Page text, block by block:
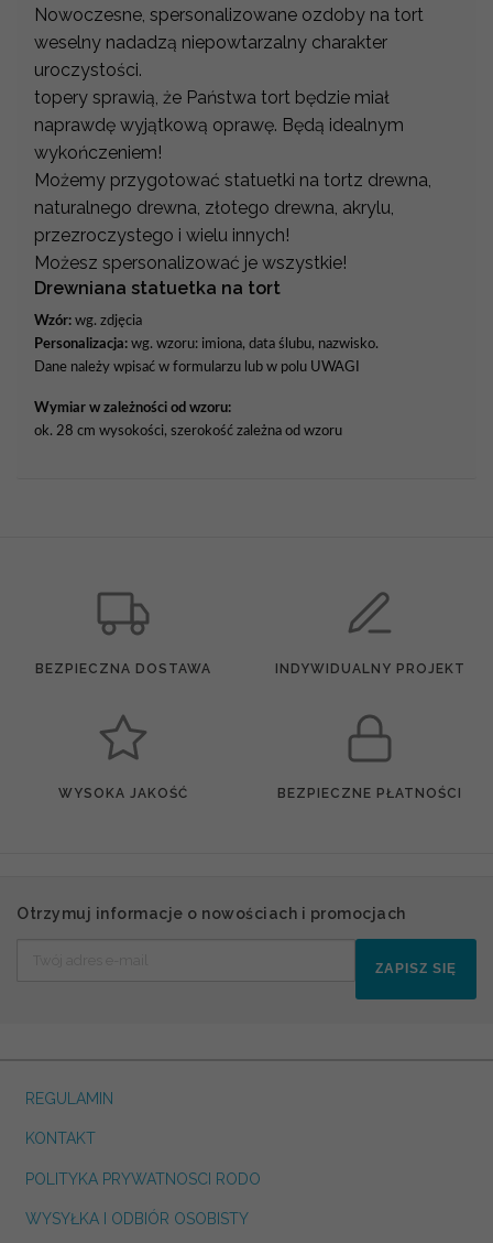
Nowoczesne, spersonalizowane ozdoby na tort
weselny nadadzą niepowtarzalny charakter
uroczystości.
topery sprawią, że Państwa tort będzie miał
naprawdę wyjątkową oprawę. Będą idealnym
wykończeniem!
Możemy przygotować statuetki na tortz drewna,
naturalnego drewna, złotego drewna, akrylu,
przezroczystego i wielu innych!
Możesz spersonalizować je wszystkie!
Drewniana statuetka na tort
Wzór: wg. zdjęcia
Personalizacja: wg. wzoru: imiona, data ślubu, nazwisko.
Dane należy wpisać w formularzu lub w polu UWAGI
Wymiar w zależności od wzoru:
ok. 28 cm wysokości, szerokość zależna od wzoru
BEZPIECZNA DOSTAWA INDYWIDUALNY PROJEKT
WYSOKA JAKOŚĆ BEZPIECZNE PŁATNOŚCI
Otrzymuj informacje o nowościach i promocjach
ZAPISZ SIĘ
REGULAMIN
KONTAKT
POLITYKA PRYWATNOSCI RODO
WYSYŁKA I ODBIÓR OSOBISTY